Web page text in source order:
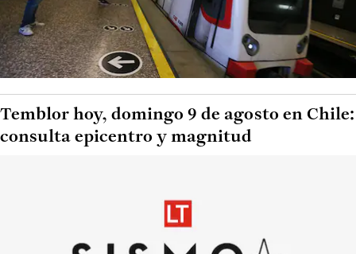
Temblor hoy, domingo 9 de agosto en Chile:
consulta epicentro y magnitud